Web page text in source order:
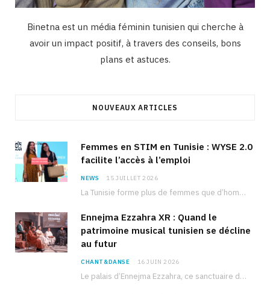
Binetna est un média féminin tunisien qui cherche à
avoir un impact positif, à travers des conseils, bons
plans et astuces.
NOUVEAUX ARTICLES
Femmes en STIM en Tunisie : WYSE 2.0
facilite l’accès à l’emploi
NEWS 15 JUILLET 2026
La Tunisie forme plus de femmes que d’hommes dans les filières scientifiques. Pourtant, pour beaucoup…
Ennejma Ezzahra XR : Quand le
patrimoine musical tunisien se décline
au futur
CHANT&DANSE 16 JUIN 2026
Le palais d’Ennejma Ezzahra, ce sanctuaire de la musique tunisienne et méditerranéenne construit par le…